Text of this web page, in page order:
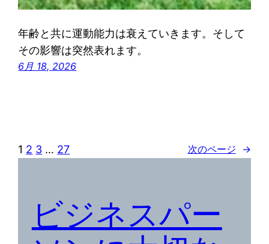
年齢と共に運動能力は衰えていきます。そして
その影響は突然表れます。
6月 18, 2026
1 2 3 … 27 次のページ →
ビジネスパー